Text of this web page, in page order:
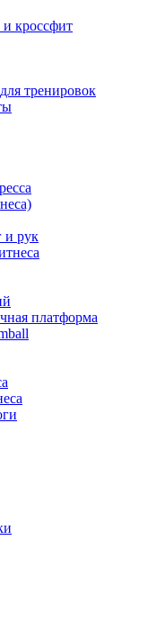
кроссфит
тренировок
и рук
платформа